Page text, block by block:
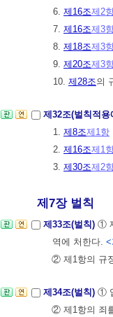
6. 제16조제2
7. 제16조제3
8. 제18조제3
9. 제20조제3
10. 제28조의
제32조(벌칙적
1. 제8조제1항
2. 제16조제1
3. 제30조제2
제7장 벌칙
제33조(벌칙) ①
역에 처한다. <
② 제1항의 규
제34조(벌칙) ①
② 제1항의 죄